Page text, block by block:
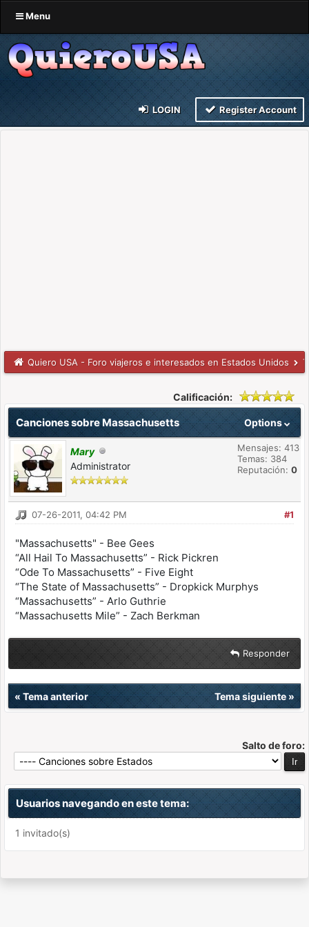
Menu
LOGIN Register Account
Quiero USA - Foro viajeros e interesados en Estados Unidos
Calificación:
Options
Canciones sobre Massachusetts
Mary
Administrator
Mensajes: 413
Temas: 384
Reputación: 0
#1
07-26-2011, 04:42 PM
"Massachusetts" - Bee Gees
“All Hail To Massachusetts” - Rick Pickren
“Ode To Massachusetts” - Five Eight
“The State of Massachusetts” - Dropkick Murphys
“Massachusetts” - Arlo Guthrie
“Massachusetts Mile” - Zach Berkman
Responder
« Tema anterior Tema siguiente»
Salto de foro:
Usuarios navegando en este tema:
1 invitado(s)